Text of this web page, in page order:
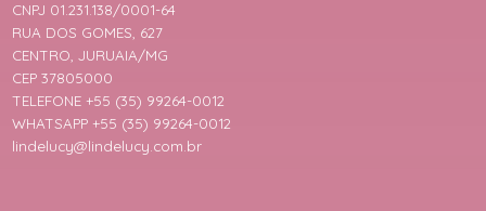
CNPJ 01.231.138/0001-64
RUA DOS GOMES, 627
CENTRO, JURUAIA/MG
CEP 37805000
TELEFONE +55 (35) 99264-0012
WHATSAPP +55 (35) 99264-0012
lindelucy@lindelucy.com.br